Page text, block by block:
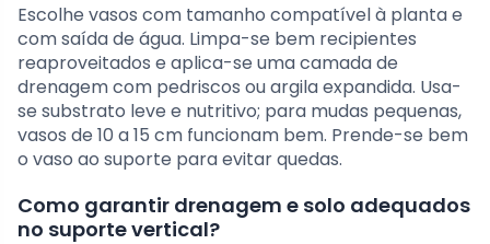
Escolhe vasos com tamanho compatível à planta e
com saída de água. Limpa-se bem recipientes
reaproveitados e aplica-se uma camada de
drenagem com pedriscos ou argila expandida. Usa-
se substrato leve e nutritivo; para mudas pequenas,
vasos de 10 a 15 cm funcionam bem. Prende-se bem
o vaso ao suporte para evitar quedas.
Como garantir drenagem e solo adequados
no suporte vertical?